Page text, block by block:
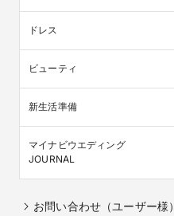
ドレス
ビューティ
新生活準備
マイナビウエディング
JOURNAL
お問い合わせ（ユーザー様）